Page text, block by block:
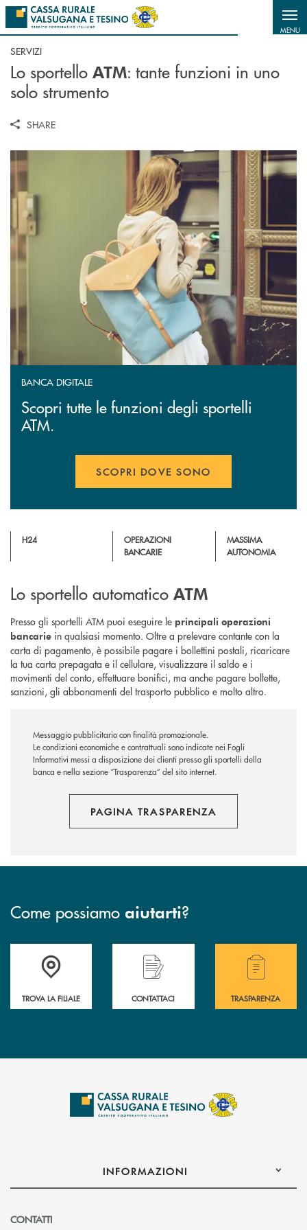
Salta al contenuto principale
MENU
SERVIZI
Lo sportello ATM: tante funzioni in uno
solo strumento
SHARE
BANCA DIGITALE
Scopri tutte le funzioni degli sportelli
ATM.
SCOPRI DOVE SONO
H24
OPERAZIONI
BANCARIE
MASSIMA
AUTONOMIA
Lo sportello automatico ATM
Presso gli sportelli ATM puoi eseguire le principali operazioni
bancarie in qualsiasi momento. Oltre a prelevare contante con la
carta di pagamento, è possibile pagare i bollettini postali, ricaricare
la tua carta prepagata e il cellulare, visualizzare il saldo e i
movimenti del conto, effettuare bonifici, ma anche pagare bollette,
sanzioni, gli abbonamenti del trasporto pubblico e molto altro.
Messaggio pubblicitario con finalità promozionale.
Le condizioni economiche e contrattuali sono indicate nei Fogli
Informativi messi a disposizione dei clienti presso gli sportelli della
banca e nella sezione “Trasparenza” del sito internet.
PAGINA TRASPARENZA
Come possiamo aiutarti?
Accedi all' elenco completo delle filiali .
TROVA LA FILIALE
Hai bisogno di assistenza immediata?
CONTATTACI
Hai bisogno di
TRASPARENZA
INFORMAZIONI
CONTATTI